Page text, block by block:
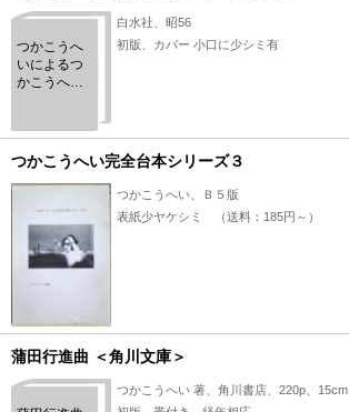
つかこうへ
いによるつ
かこうへい
白水社、昭56
初版、カバー 小口に少シミ有
つかこうへい完全台本シリーズ３
つかこうへい、Ｂ５版
表紙少ヤケシミ （送料：185円～）
蒲田行進曲 ＜角川文庫＞
つかこうへい 著、角川書店、220p、15cm